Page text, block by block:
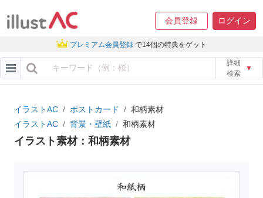
会員登録 ログイン
プレミアム会員登録 で14個の特典をゲット
詳細
検索
▼
イラストAC ポストカード
和柄素材
イラストAC
背景・壁紙 和柄素材
イラスト素材：和柄素材